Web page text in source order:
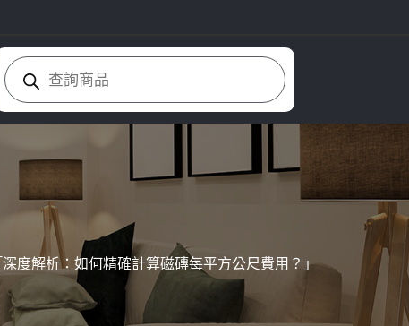
Products
search
深度解析：如何精確計算磁磚每平方公尺費用？」